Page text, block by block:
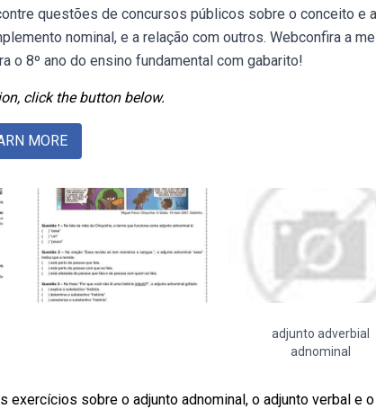
questões de concursos públicos sobre o conceito e a
nominal, e a relação com outros. Webconfira a
o 8º ano do ensino fundamental com gabarito!
click the button below.
MORE
adjunto adverbial
adnominal
sobre o adjunto adnominal, o adjunto verbal e o